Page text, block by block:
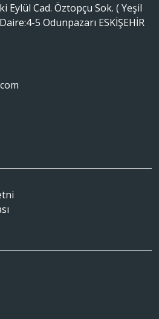
Yaş Kızlar 2. Zeynep Çakar 13
Yaş Genel 1. Batu Bayrakcı16
Yaş Genel 2.Özgür Ço
Eylül Cad. Öztopçu Sok. ( Yeşil
5 Odunpazarı ESKİŞEHİR